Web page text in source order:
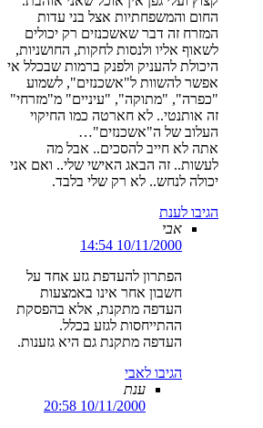
החום והמשפחתיות אצל בני עדות
המזרח זה דבר שאשכנזים רק יכולים
לשאוף אליו ולנסות לחקות, החושניות,
היכולת להעניק ולפנק ברמות שבכלל אי
אפשר להשוות ל"אשכנזים", לשמוע
"כפרה", "מתוקה", "עיניים" מ"מזרחי"
זה אותנטי.. לא חארטה כמו החיקוי
העלוב של ה"אשכנזים"…
אתה לא חייב להסכים.. אבל מה
לעשות.. זה הבאג האישי שלי.. ואם אני
יכולה לנחש.. לא רק שלי בלבד.
הגיבו לענת
אבי
10/11/2000 14:54
הפתרון להעדפת גזע אחד על
חשבון אחר אינו באמצעות
העדפה מתקנת, אלא בהפסקת
ההתייחסות לגזע בכלל.
העדפה מתקנת גם היא גזענות.
הגיבו לאבי
ענת
10/11/2000 20:58